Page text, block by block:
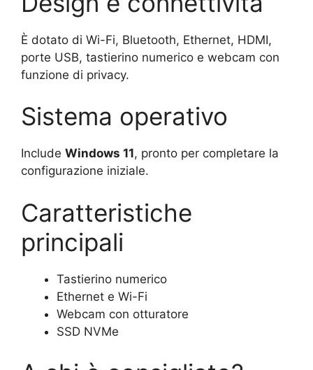
È dotato di Wi-Fi, Bluetooth, Ethernet, HDMI,
porte USB, tastierino numerico e webcam con
funzione di privacy.
Sistema operativo
Include Windows 11, pronto per completare la
configurazione iniziale.
Caratteristiche
principali
Tastierino numerico
Ethernet e Wi-Fi
Webcam con otturatore
SSD NVMe